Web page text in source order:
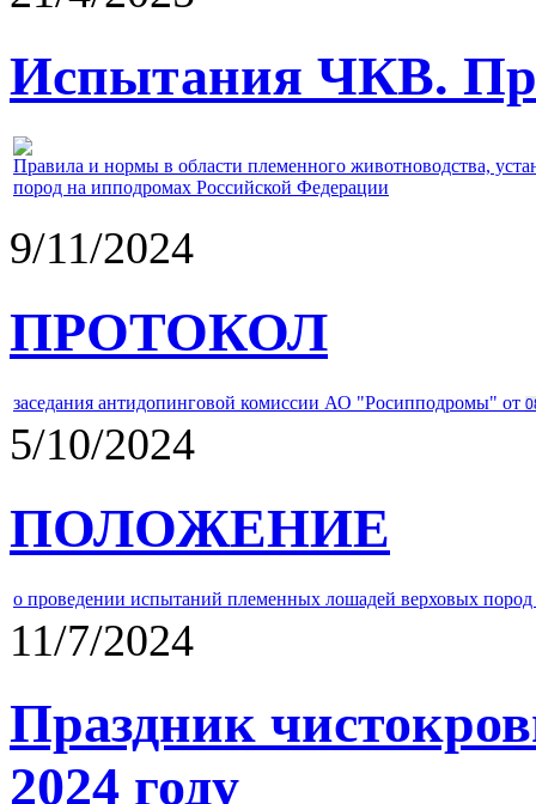
Испытания ЧКВ.
Правила и нормы в области племенного животноводства,
пород на ипподромах Российской Федерации
9/11/2024
ПРОТОКОЛ
заседания антидопинговой комиссии АО "Росипподромы" от
5/10/2024
ПОЛОЖЕНИЕ
о проведении испытаний племенных лошадей верховых
11/7/2024
Праздник
2024 году